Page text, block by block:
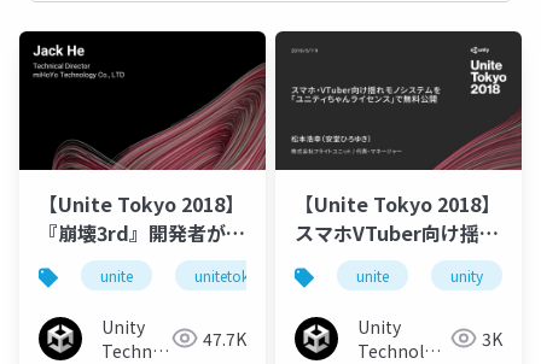
【Unite Tokyo 2018】
『崩壊3rd』開発者が語
るアニメ風レンダリン
グの極意
unite unitetokyo unitetokyo2018
Unity
Technologies47.7K
【Unite Tokyo 2018】
スマホVTuber向け揺れ
モノシステムを「ユニ
ティちゃんライセン
ス」で無料公開！
unite unity
Unity
Technologies 3K